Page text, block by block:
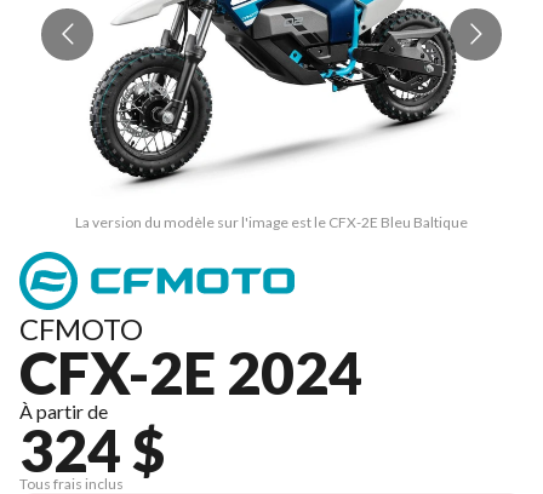
La version du modèle sur l'image est le CFX-2E Bleu Baltique
CFMOTO
CFX-2E 2024
À partir de
324 $
Tous frais inclus